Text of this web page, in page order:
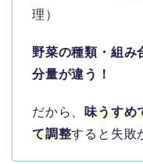
理）
野菜の種類・組み
分量が違う！
だから、味うすめ
て調整すると失敗